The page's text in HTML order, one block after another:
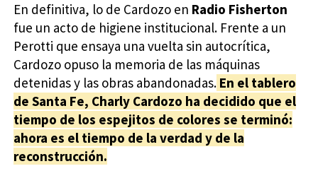
En definitiva, lo de Cardozo en Radio Fisherton
fue un acto de higiene institucional. Frente a un
Perotti que ensaya una vuelta sin autocrítica,
Cardozo opuso la memoria de las máquinas
detenidas y las obras abandonadas. En el tablero
de Santa Fe, Charly Cardozo ha decidido que el
tiempo de los espejitos de colores se terminó:
ahora es el tiempo de la verdad y de la
reconstrucción.